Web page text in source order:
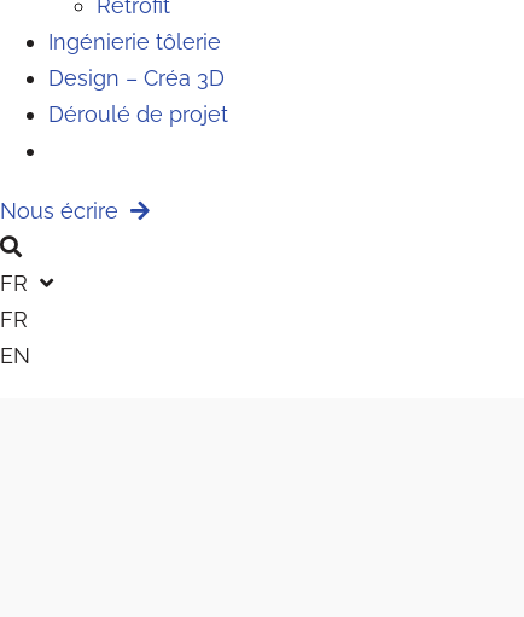
Rétrofit
Ingénierie tôlerie
Design – Créa 3D
Déroulé de projet
Nous écrire
FR
FR
EN